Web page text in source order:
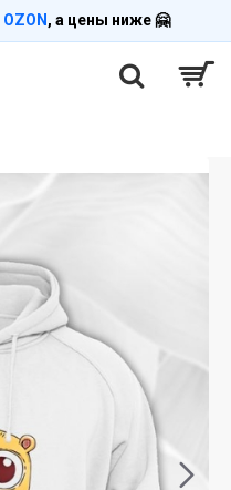
OZON , а цены ниже 🤗